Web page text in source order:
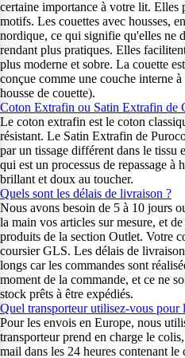
certaine importance à votre lit. Elles
motifs. Les couettes avec housses,
nordique, ce qui signifie qu'elles ne
rendant plus pratiques. Elles
plus moderne et sobre. La couette
conçue comme une couche interne
housse de couette).
Coton Extrafin ou Satin Extrafin de
Le coton extrafin est le coton
résistant. Le Satin Extrafin de
par un tissage différent dans le tissu
qui est un processus de repassage à
brillant et doux au toucher.
Quels sont les délais de livraison ?
Nous avons besoin de 5 à 10 jours
la main vos articles sur mesure, et
produits de la section Outlet. Votre
coursier GLS. Les délais de
longs car les commandes sont
moment de la commande, et ce ne
stock prêts à être expédiés.
Quel transporteur utilisez-vous pour
Pour les envois en Europe, nous
transporteur prend en charge le
mail dans les 24 heures contenant le